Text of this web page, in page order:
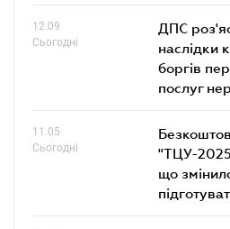
12.09
Сьогодні
ДПС
наслідки
боргів
послуг
11.05
Сьогодні
"ТЦУ-
що